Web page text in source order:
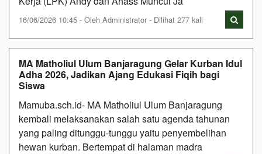
16/06/2026 10:45 - Oleh Administrator - Dilihat 277 kali
MA Matholiul Ulum Banjaragung Gelar Kurban Idul
Adha 2026, Jadikan Ajang Edukasi Fiqih bagi
Siswa
Mamuba.sch.id- MA Matholiul Ulum Banjaragung
kembali melaksanakan salah satu agenda tahunan
yang paling ditunggu-tunggu yaitu penyembelihan
hewan kurban. Bertempat di halaman madra